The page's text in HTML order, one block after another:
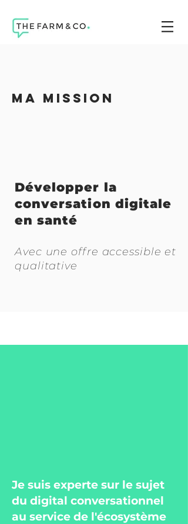
MA MISSION
Développer la
conversation digitale
en santé
Avec une offre accessible et
qualitative
Je suis experte sur le sujet
du digital conversationnel
au service de l'écosystème